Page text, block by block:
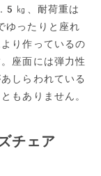
㎏、耐荷重は
ったりと座れ
り作っているの
座面には弾力性
しらわれている
もありません。
チェア